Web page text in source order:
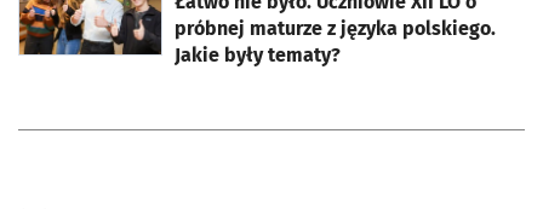
próbnej maturze z języka polskiego.
Jakie były tematy?